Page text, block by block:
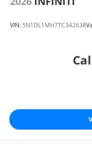
VIN: 5N1DL1MH7TC342638